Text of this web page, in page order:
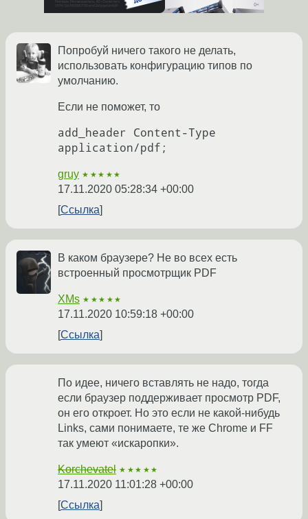
Попробуй ничего такого не делать,
использовать конфигурацию типов по
умолчанию.
Если не поможет, то
add_header Content-Type
gruy ★★★★★
17.11.2020 05:28:34 +00:00
Ссылка
В каком браузере? Не во всех есть
встроенный просмотрщик PDF
XMs ★★★★★
17.11.2020 10:59:18 +00:00
Ссылка
По идее, ничего вставлять не надо, тогда
если браузер поддерживает просмотр PDF,
он его откроет. Но это если не какой-нибудь
Links, сами понимаете, те же Chrome и FF
так умеют «искаропки».
Korchevatel ★★★★★
17.11.2020 11:01:28 +00:00
Ссылка